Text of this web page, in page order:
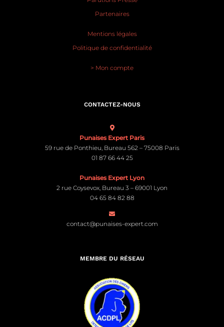
Partenaires
Mentions légales
Politique de confidentialité
> Mon compte
CONTACTEZ-NOUS
Punaises Expert Paris
59 rue de Ponthieu, Bureau 562 – 75008 Paris
01 87 66 44 25
Punaises Expert Lyon
2 rue Coysevox, Bureau 3 – 69001 Lyon
04 65 84 82 88
contact@punaises-expert.com
MEMBRE DU RÉSEAU